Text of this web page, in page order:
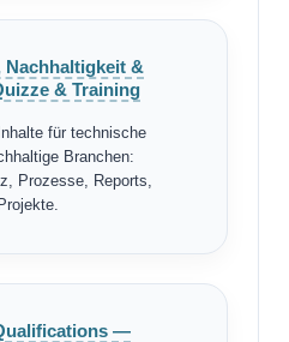
Nachhaltigkeit &
& Training
für technische
Branchen:
Prozesse, Reports,
—